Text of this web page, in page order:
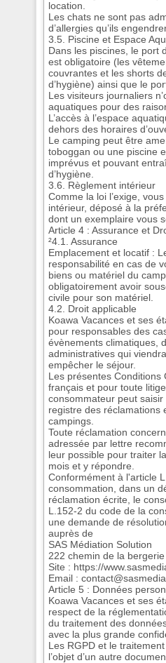
location.
Les chats ne sont pas
d’allergies qu’ils
3.5. Piscine et Espace
Dans les piscines, le port
est obligatoire (les
couvrantes et les shorts
d’hygiène) ainsi que le
Les visiteurs journaliers
aquatiques pour des
L’accès à l’espace
dehors des horaires
Le camping peut être
toboggan ou une piscine
imprévus et pouvant
d’hygiène.
3.6. Règlement intérieur
Comme la loi l’exige,
intérieur, déposé à la
dont un exemplaire vous
Article 4 : Assurance et
²4.1. Assurance
Emplacement et locatif :
responsabilité en cas de
biens ou matériel du
obligatoirement avoir
civile pour son matériel.
4.2. Droit applicable
Koawa Vacances et ses
pour responsables des
évènements climatiques,
administratives qui
empêcher le séjour.
Les présentes
français et pour toute
consommateur peut
registre des réclamations
campings.
Toute réclamation
adressée par lettre
leur possible pour traiter
mois et y répondre.
Conformément à l'article
consommation, dans un
réclamation écrite, le
L.152-2 du code de la
une demande de
auprès de
SAS Médiation Solution
222 chemin de la
Site : https://
Email :
Article 5 : Données
Koawa Vacances et ses
respect de la
du traitement des
avec la plus grande
Les RGPD et le
l’objet d’un autre